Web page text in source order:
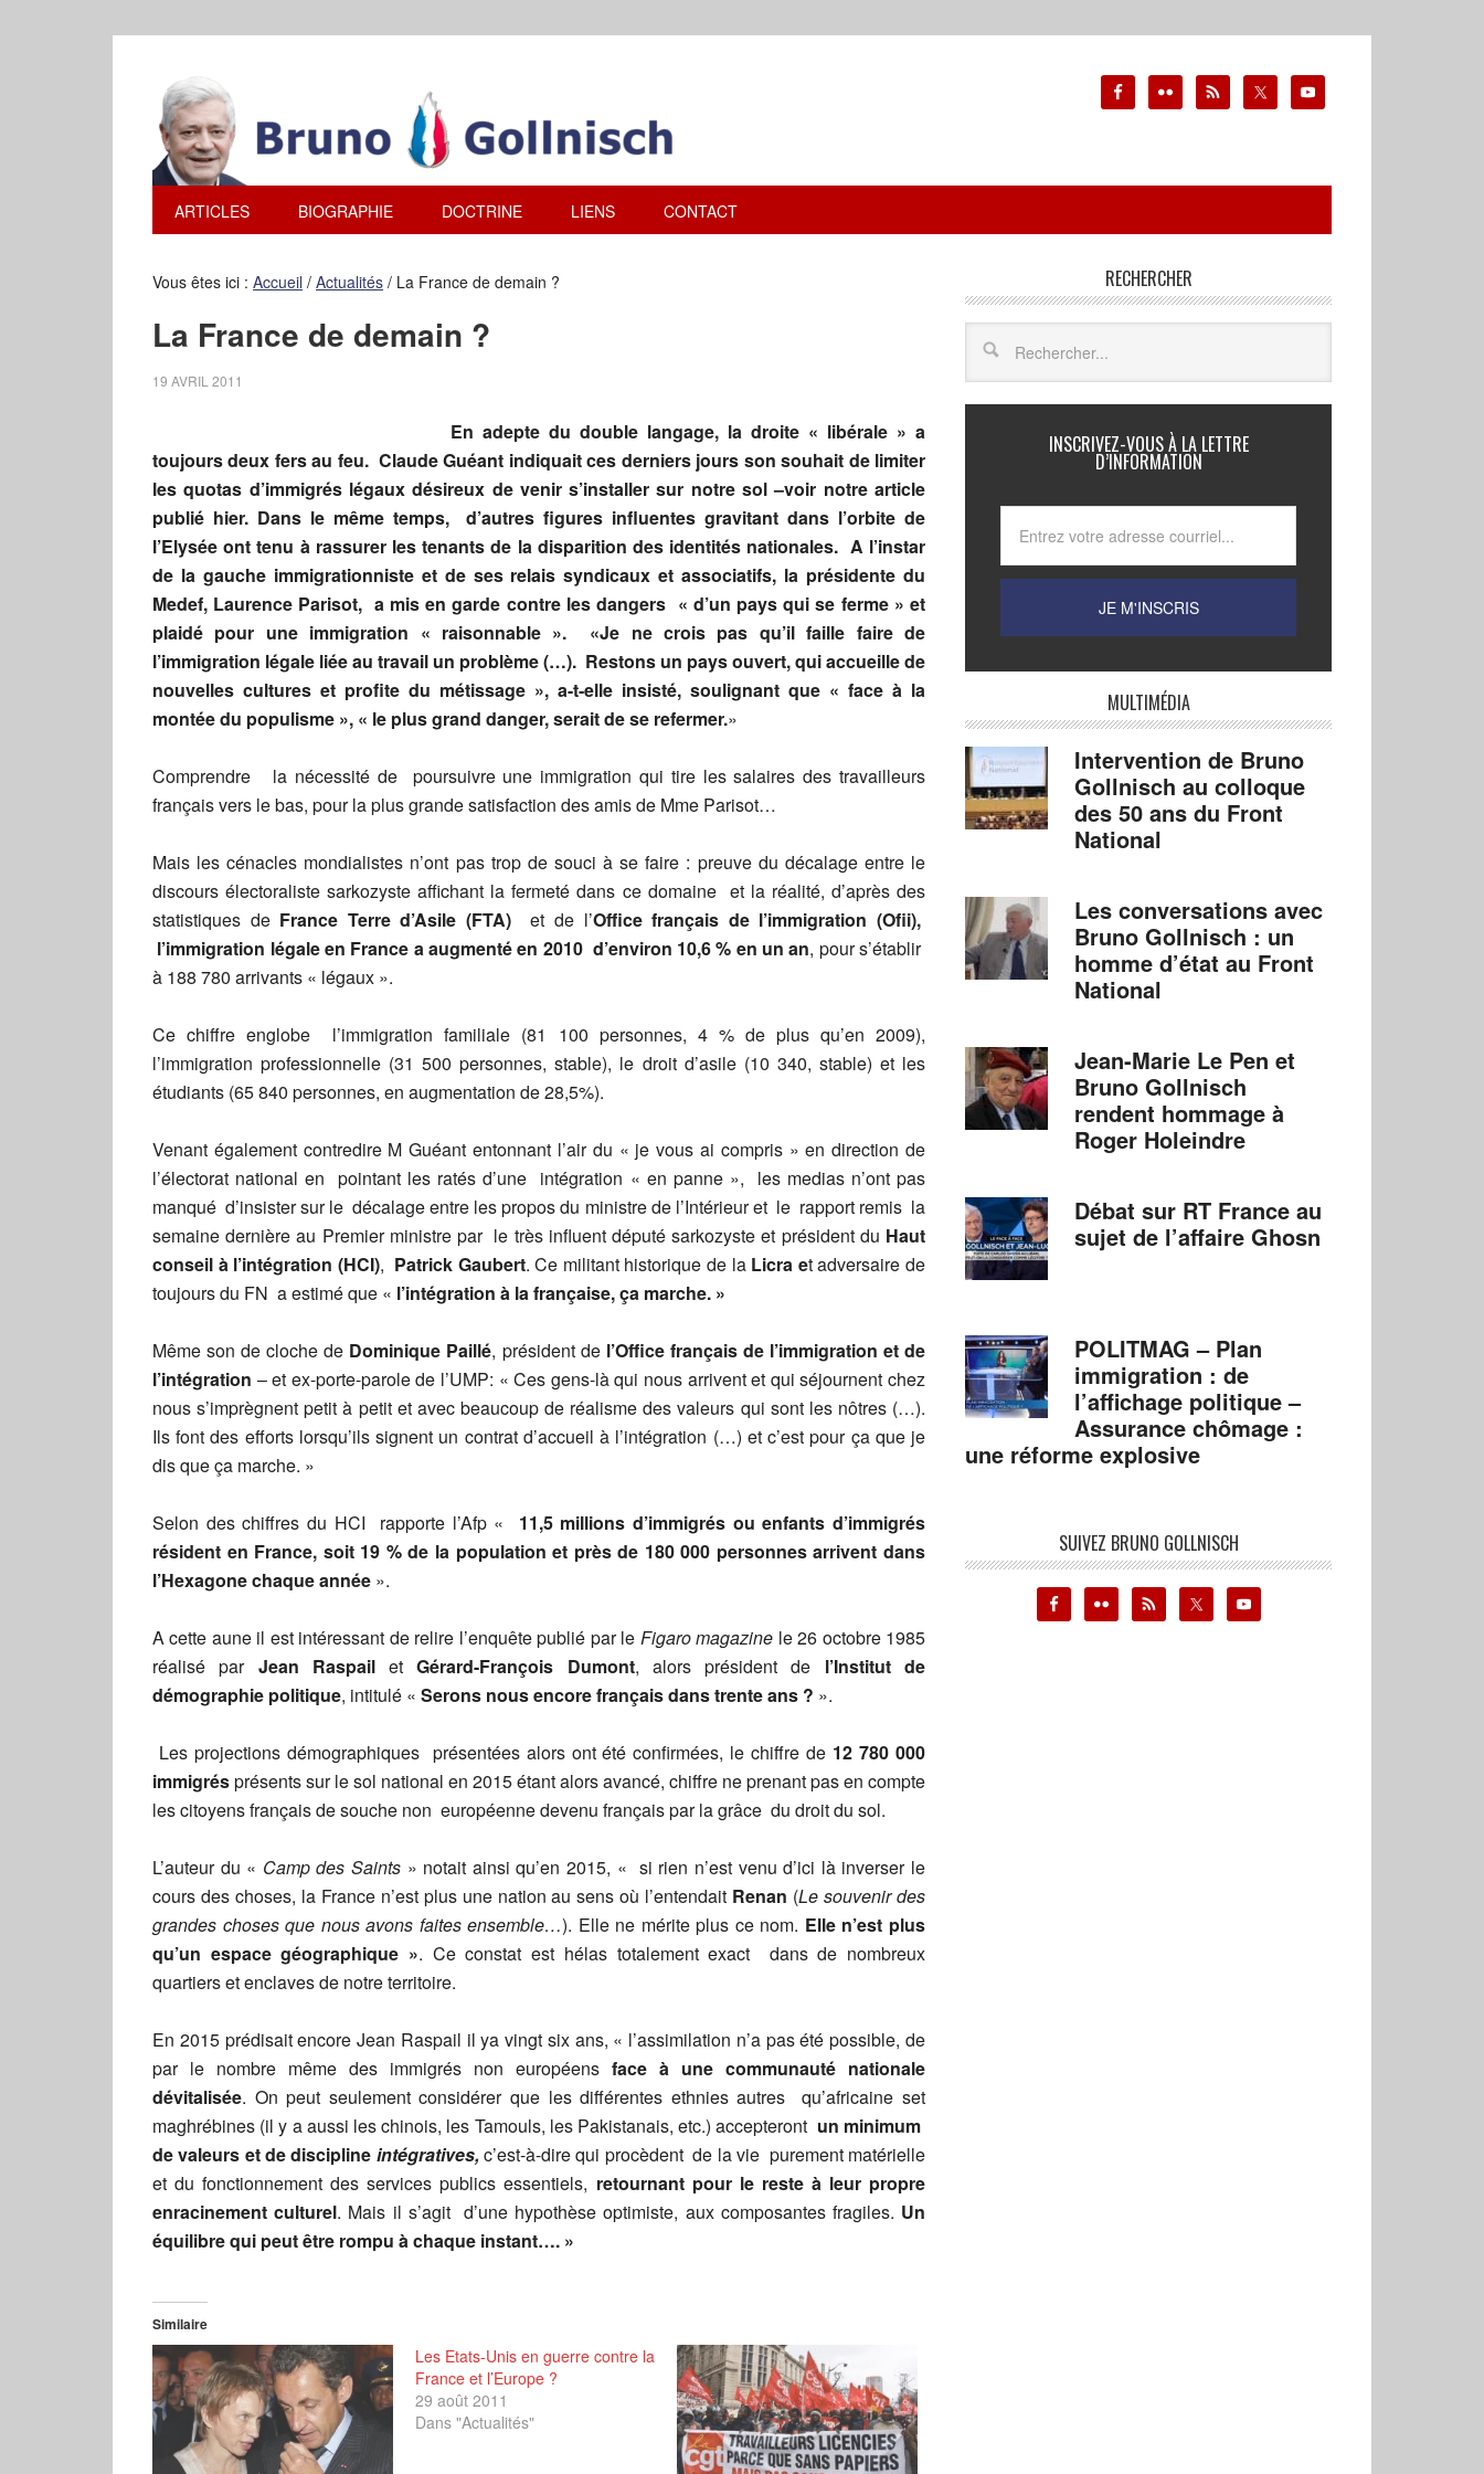
ARTICLES BIOGRAPHIE DOCTRINE LIENS CONTACT
Vous êtes ici : Accueil / Actualités / La France de demain ?
La France de demain ?
19 AVRIL 2011
En adepte du double langage, la droite « libérale » a
toujours deux fers au feu. Claude Guéant indiquait ces derniers jours son souhait de limiter
les quotas d’immigrés légaux désireux de venir s’installer sur notre sol –voir notre article
publié hier. Dans le même temps, d’autres figures influentes gravitant dans l’orbite de
l’Elysée ont tenu à rassurer les tenants de la disparition des identités nationales. A l’instar
de la gauche immigrationniste et de ses relais syndicaux et associatifs, la présidente du
Medef, Laurence Parisot, a mis en garde contre les dangers « d’un pays qui se ferme » et
plaidé pour une immigration « raisonnable ». «Je ne crois pas qu’il faille faire de
l’immigration légale liée au travail un problème (…). Restons un pays ouvert, qui accueille de
nouvelles cultures et profite du métissage », a-t-elle insisté, soulignant que « face à la
montée du populisme », « le plus grand danger, serait de se refermer.»
Comprendre la nécessité de poursuivre une immigration qui tire les salaires des travailleurs
français vers le bas, pour la plus grande satisfaction des amis de Mme Parisot…
Mais les cénacles mondialistes n’ont pas trop de souci à se faire : preuve du décalage entre le
discours électoraliste sarkozyste affichant la fermeté dans ce domaine et la réalité, d’après des
statistiques de France Terre d’Asile (FTA)et de l’Office français de l’immigration (Ofii),
l’immigration légale en France a augmenté en 2010 d’environ 10,6 % en un an, pour s’établir
à 188 780 arrivants « légaux ».
Ce chiffre englobe l’immigration familiale (81 100 personnes, 4 % de plus qu’en 2009),
l’immigration professionnelle (31 500 personnes, stable), le droit d’asile (10 340, stable) et les
étudiants (65 840 personnes, en augmentation de 28,5%).
Venant également contredire M Guéant entonnant l’air du « je vous ai compris » en direction de
l’électorat national en pointant les ratés d’une intégration « en panne », les medias n’ont pas
manqué d’insister sur le décalage entre les propos du ministre de l’Intérieur et le rapport remis la
semaine dernière au Premier ministre par le très influent député sarkozyste et président du Haut
conseil à l’intégration (HCI), Patrick Gaubert. Ce militant historique de la Licra et adversaire de
toujours du FN a estimé que « l’intégration à la française, ça marche. »
Même son de cloche de Dominique Paillé, président de l’Office français de l’immigration et de
l’intégration – et ex-porte-parole de l’UMP: « Ces gens-là qui nous arrivent et qui séjournent chez
nous s’imprègnent petit à petit et avec beaucoup de réalisme des valeurs qui sont les nôtres (…).
Ils font des efforts lorsqu’ils signent un contrat d’accueil à l’intégration (…) et c’est pour ça que je
dis que ça marche. »
Selon des chiffres du HCI rapporte l’Afp « 11,5 millions d’immigrés ou enfants d’immigrés
résident en France, soit 19 % de la population et près de 180 000 personnes arrivent dans
l’Hexagone chaque année ».
A cette aune il est intéressant de relire l’enquête publié par le Figaro magazine le 26 octobre 1985
réalisé par Jean Raspailet Gérard-François Dumont, alors président de l’Institut de
démographie politique, intitulé « Serons nous encore français dans trente ans ? ».
Les projections démographiques présentées alors ont été confirmées, le chiffre de 12 780 000
immigrésprésents sur le sol national en 2015 étant alors avancé, chiffre ne prenant pas en compte
les citoyens français de souche non européenne devenu français par la grâce du droit du sol.
L’auteur du « Camp des Saints » notait ainsi qu’en 2015, « si rien n’est venu d’ici là inverser le
cours des choses, la France n’est plus une nation au sens où l’entendait Renan (Le souvenir des
grandes choses que nous avons faites ensemble…). Elle ne mérite plus ce nom. Elle n’est plus
qu’un espace géographique ». Ce constat est hélas totalement exact dans de nombreux
quartiers et enclaves de notre territoire.
En 2015 prédisait encore Jean Raspail il ya vingt six ans, « l’assimilation n’a pas été possible, de
par le nombre même des immigrés non européens face à une communauté nationale
dévitalisée. On peut seulement considérer que les différentes ethnies autres qu’africaine set
maghrébines (il y a aussi les chinois, les Tamouls, les Pakistanais, etc.) accepteront un minimum
de valeurs et de discipline intégratives, c’est-à-dire qui procèdent de la vie purement matérielle
et du fonctionnement des services publics essentiels, retournant pour le reste à leur propre
enracinement culturel. Mais il s’agit d’une hypothèse optimiste, aux composantes fragiles. Un
équilibre qui peut être rompu à chaque instant…. »
Similaire
Les Etats-Unis en guerre contre la
France et l’Europe ?
29 août 2011
Dans "Actualités"
RECHERCHER
INSCRIVEZ-VOUS À LA LETTRE
D’INFORMATION
MULTIMÉDIA
Intervention de Bruno
Gollnisch au colloque
des 50 ans du Front
National
Les conversations avec
Bruno Gollnisch : un
homme d’état au Front
National
Jean-Marie Le Pen et
Bruno Gollnisch
rendent hommage à
Roger Holeindre
Débat sur RT France au
sujet de l’affaire Ghosn
POLITMAG – Plan
immigration : de
l’affichage politique –
Assurance chômage :
une réforme explosive
SUIVEZ BRUNO GOLLNISCH